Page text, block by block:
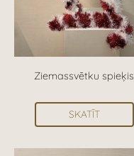
Ziemassvētku spieķis
SKATĪT